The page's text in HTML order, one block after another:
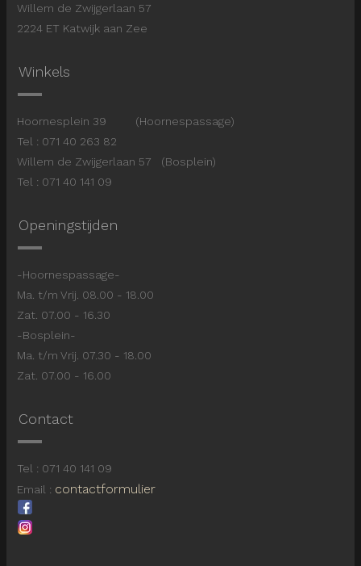
Willem de Zwijgerlaan 57
2224 ET Katwijk aan Zee
Winkels
Hoornesplein 39 (Hoornespassage)
Tel : 071 40 263 82
Willem de Zwijgerlaan 57 (Bosplein)
Tel : 071 40 141 09
Openingstijden
-Hoornespassage-
Ma. t/m Vrij. 08.00 - 18.00
Zat. 07.00 - 16.30
-Bosplein-
Ma. t/m Vrij. 07.30 - 18.00
Zat. 07.00 - 16.00
Contact
Tel : 071 40 141 09
Email : contactformulier